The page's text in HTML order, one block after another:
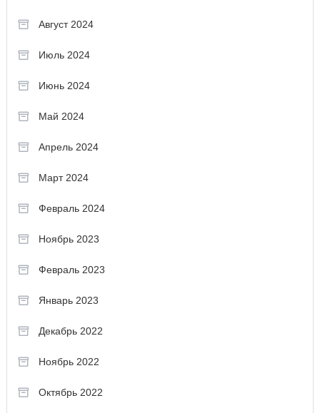
Август 2024
Июль 2024
Июнь 2024
Май 2024
Апрель 2024
Март 2024
Февраль 2024
Ноябрь 2023
Февраль 2023
Январь 2023
Декабрь 2022
Ноябрь 2022
Октябрь 2022